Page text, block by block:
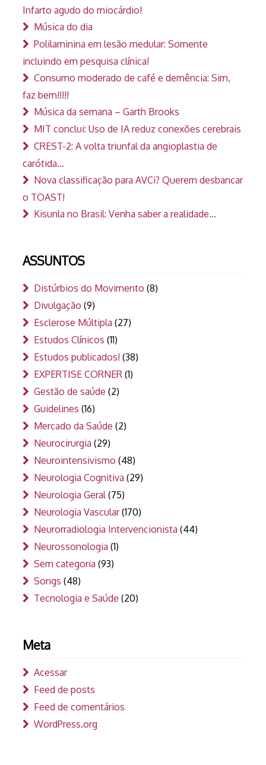
Infarto agudo do miocárdio!
Música do dia
Polilaminina em lesão medular: Somente
incluindo em pesquisa clínica!
Consumo moderado de café e demência: Sim,
faz bem!!!!!
Música da semana – Garth Brooks
MIT conclui: Uso de IA reduz conexões cerebrais
CREST-2: A volta triunfal da angioplastia de
carótida…
Nova classificação para AVCi? Querem desbancar
o TOAST!
Kisunla no Brasil: Venha saber a realidade…
ASSUNTOS
Distúrbios do Movimento (8)
Divulgação (9)
Esclerose Múltipla (27)
Estudos Clínicos (11)
Estudos publicados! (38)
EXPERTISE CORNER (1)
Gestão de saúde (2)
Guidelines (16)
Mercado da Saúde (2)
Neurocirurgia (29)
Neurointensivismo (48)
Neurologia Cognitiva (29)
Neurologia Geral(75)
Neurologia Vascular(170)
Neurorradiologia Intervencionista (44)
Neurossonologia (1)
Sem categoria (93)
Songs (48)
Tecnologia e Saúde (20)
Meta
Acessar
Feed de posts
Feed de comentários
WordPress.org